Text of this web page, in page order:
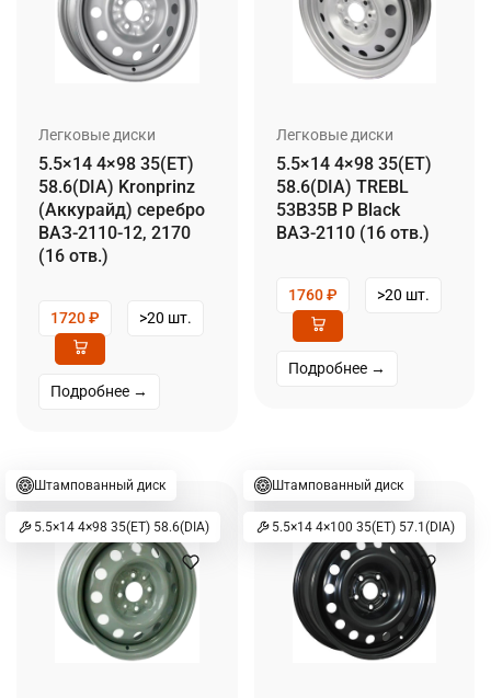
Легковые диски
5.5×14 4×98 35(ET)
58.6(DIA) Kronprinz
(Аккурайд) серебро
ВАЗ-2110-12, 2170
(16 отв.)
1720₽ >20 шт.
Подробнее →
Легковые диски
5.5×14 4×98 35(ET)
58.6(DIA) TREBL
53B35B P Black
ВАЗ-2110 (16 отв.)
1760₽ >20 шт.
Подробнее →
Штампованный диск
5.5×14 4×98 35(ET) 58.6(DIA)
Штампованный диск
5.5×14 4×100 35(ET) 57.1(DIA)